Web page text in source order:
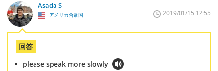
Asada S
アメリカ合衆国 2019/01/15 12:55
回答
please speak more slowly